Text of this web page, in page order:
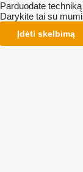
Parduodate
Darykite tai su
Įdėti skelbimą